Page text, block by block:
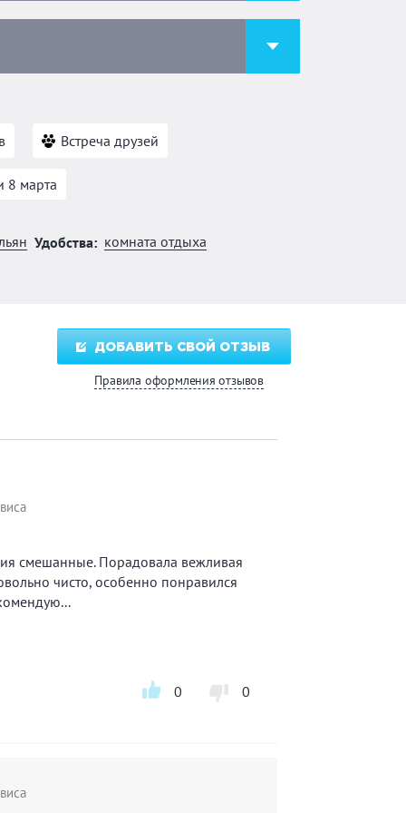
Встреча друзей
8 марта
Удобства: комната отдыха
ДОБАВИТЬ СВОЙ ОТЗЫВ
Правила оформления отзывов
смешанные. Порадовала вежливая
чисто, особенно понравился
0 0